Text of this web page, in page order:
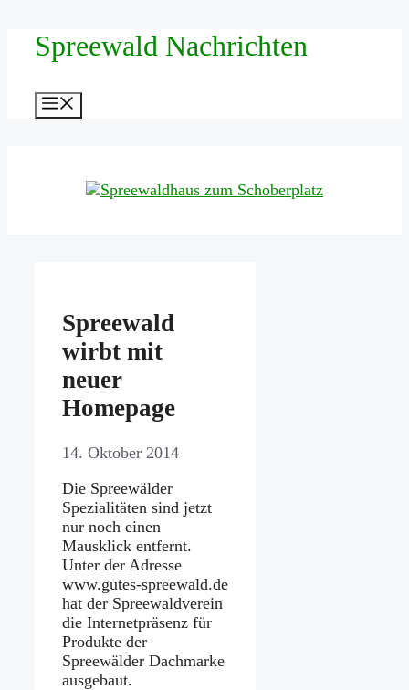
Zum
InhaltSpreewald Nachrichten
Spreewald
wirbt mit
neuer
Homepage
14. Oktober 2014
Die Spreewälder
Spezialitäten sind jetzt
nur noch einen
Mausklick entfernt.
Unter der Adresse
www.gutes-spreewald.de
hat der Spreewaldverein
die Internetpräsenz für
Produkte der
Spreewälder Dachmarke
ausgebaut.